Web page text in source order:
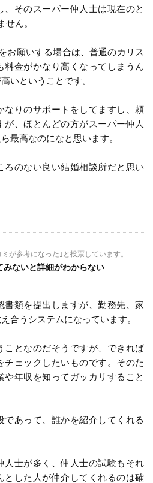
そのスーパー仲人士は現在のと
せん。
お願いする場合は、普通のカリス
料金がかなり高くなってしまうん
いということです。
なりのサポートをしてますし、頼
が、ほとんどの方がスーパー仲人
最高なのになと思います。
ろのない良い結婚相談所だと思い
が参考になった｣と投票しています。
みないと詳細がわからない
書類を提出しますが、勤務先、家
合うシステムになっています。
ことなのだそうですが、できれば
ェックしたいものです。そのた
年収を知ってガッカリすること
あって、誰かを紹介してくれる
人士が多く、仲人士の試験もそれ
とした人が仲介してくれるのは確